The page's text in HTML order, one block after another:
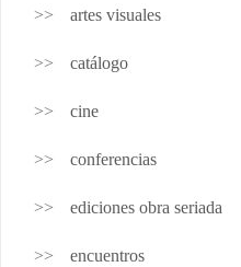
artes visuales
catálogo
cine
conferencias
ediciones obra seriada
encuentros